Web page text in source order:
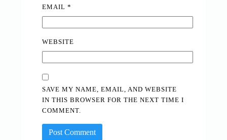
EMAIL *
WEBSITE
SAVE MY NAME, EMAIL, AND WEBSITE
IN THIS BROWSER FOR THE NEXT TIME I
COMMENT.